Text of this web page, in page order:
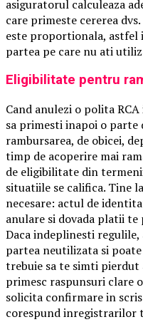
asiguratorul calculeaza
care primeste cererea
este proportionala,
partea pe care nu ati
Eligibilitate pentru
Cand anulezi o polita
sa primesti inapoi o
rambursarea, de obicei,
timp de acoperire mai
de eligibilitate din
situatiile se califica. Tine
necesare: actul de
anulare si dovada platii
Daca indeplinesti
partea neutilizata si
trebuie sa te simti
primesc raspunsuri clare
solicita confirmare in
corespund inregistrarilor